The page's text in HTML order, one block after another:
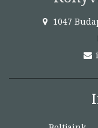
1047